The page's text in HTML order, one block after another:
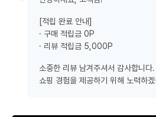
[적립 완료 안내]
· 구매 적립금 0P
· 리뷰 적립금 5,000P
소중한 리뷰 남겨주셔서 감사합니
쇼핑 경험을 제공하기 위해 노력하